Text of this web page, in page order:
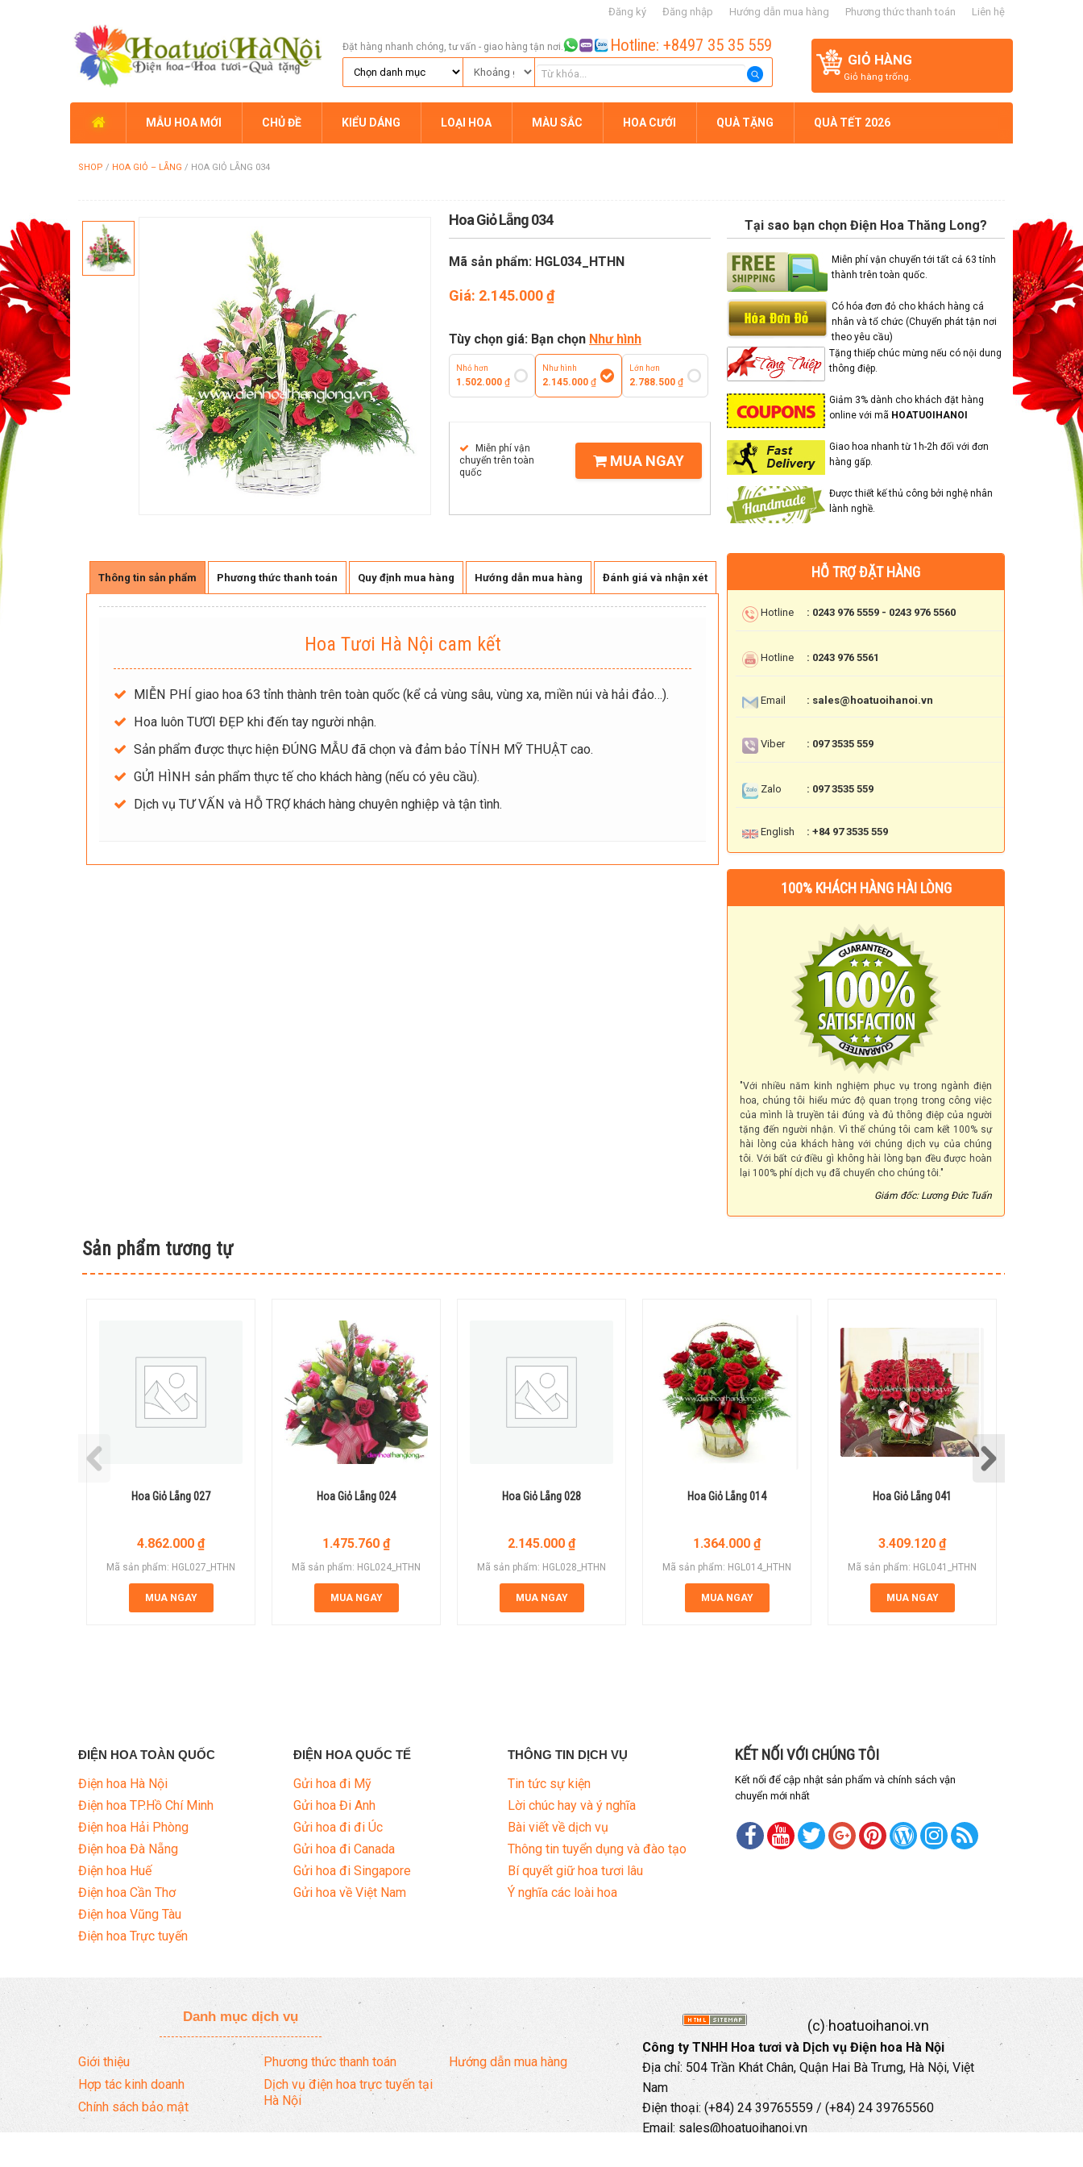
Đăng ký Đăng nhập Hướng dẫn mua hàng Phương thức thanh toán Liên hệ
GIỎ HÀNG
Giỏ hàng trống.
Đặt hàng nhanh chóng, tư vấn - giao hàng tận nơi. Hotline: +8497 35 35 559
MẪU HOA MỚI CHỦ ĐỀ KIỂU DÁNG LOẠI HOA MÀU SẮC HOA CƯỚI QUÀ TẶNG QUÀ TẾT 2026
SHOP / HOA GIỎ – LẴNG / HOA GIỎ LẴNG 034
Hoa Giỏ Lẵng 034
Mã sản phẩm: HGL034_HTHN
Giá: 2.145.000₫
Tùy chọn giá: Bạn chọn Như hình
Nhỏ hơn
1.502.000 ₫
Như hình
2.145.000₫
Lớn hơn
2.788.500 ₫
Miễn phí vận
chuyển trên toàn
quốc
MUA NGAY
Tại sao bạn chọn Điện Hoa Thăng Long?
Miễn phí vận chuyển tới tất cả 63 tỉnh
thành trên toàn quốc.
Có hóa đơn đỏ cho khách hàng cá
nhân và tổ chức (Chuyển phát tận nơi
theo yêu cầu)
Tặng thiếp chúc mừng nếu có nội dung
thông điệp.
Giảm 3% dành cho khách đặt hàng
online với mã HOATUOIHANOI
Giao hoa nhanh từ 1h-2h đối với đơn
hàng gấp.
Được thiết kế thủ công bởi nghệ nhân
lành nghề.
Thông tin sản phẩm Phương thức thanh toán Quy định mua hàng Hướng dẫn mua hàng Đánh giá và nhận xét
Hoa Tươi Hà Nội cam kết
MIỄN PHÍ giao hoa 63 tỉnh thành trên toàn quốc (kể cả vùng sâu, vùng xa, miền núi và hải đảo…).
Hoa luôn TƯƠI ĐẸP khi đến tay người nhận.
Sản phẩm được thực hiện ĐÚNG MẪU đã chọn và đảm bảo TÍNH MỸ THUẬT cao.
GỬI HÌNH sản phẩm thực tế cho khách hàng (nếu có yêu cầu).
Dịch vụ TƯ VẤN và HỖ TRỢ khách hàng chuyên nghiệp và tận tình.
HỖ TRỢ ĐẶT HÀNG
Hotline : 0243 976 5559 - 0243 976 5560
Hotline : 0243 976 5561
Email : sales@hoatuoihanoi.vn
Viber : 097 3535 559
Zalo : 097 3535 559
English : +84 97 3535 559
100% KHÁCH HÀNG HÀI LÒNG
"Với nhiều năm kinh nghiệm phục vụ trong ngành điện
hoa, chúng tôi hiểu mức độ quan trọng trong công việc
của mình là truyền tải đúng và đủ thông điệp của người
tặng đến người nhận. Vì thế chúng tôi cam kết 100% sự
hài lòng của khách hàng với chúng dịch vụ của chúng
tôi. Với bất cứ điều gì không hài lòng bạn đều được hoàn
lại 100% phí dịch vụ đã chuyển cho chúng tôi."
Giám đốc: Lương Đức Tuấn
Sản phẩm tương tự
Hoa Giỏ Lẵng 027
4.862.000 ₫
Mã sản phẩm: HGL027_HTHN
MUA NGAY
Hoa Giỏ Lẵng 024
1.475.760 ₫
Mã sản phẩm: HGL024_HTHN
MUA NGAY
Hoa Giỏ Lẵng 028
2.145.000 ₫
Mã sản phẩm: HGL028_HTHN
MUA NGAY
Hoa Giỏ Lẵng 014
1.364.000 ₫
Mã sản phẩm: HGL014_HTHN
MUA NGAY
Hoa Giỏ Lẵng 041
3.409.120 ₫
Mã sản phẩm: HGL041_HTHN
MUA NGAY
ĐIỆN HOA TOÀN QUỐC
Điện hoa Hà Nội
Điện hoa TP.Hồ Chí Minh
Điện hoa Hải Phòng
Điện hoa Đà Nẵng
Điện hoa Huế
Điện hoa Cần Thơ
Điện hoa Vũng Tàu
Điện hoa Trực tuyến
ĐIỆN HOA QUỐC TẾ
Gửi hoa đi Mỹ
Gửi hoa Đi Anh
Gửi hoa đi đi Úc
Gửi hoa đi Canada
Gửi hoa đi Singapore
Gửi hoa về Việt Nam
THÔNG TIN DỊCH VỤ
Tin tức sự kiện
Lời chúc hay và ý nghĩa
Bài viết về dịch vụ
Thông tin tuyển dụng và đào tạo
Bí quyết giữ hoa tươi lâu
Ý nghĩa các loài hoa
KẾT NỐI VỚI CHÚNG TÔI
Kết nối để cập nhật sản phẩm và chính sách vận
chuyển mới nhất
Danh mục dịch vụ
Giới thiệu
Hợp tác kinh doanh
Chính sách bảo mật
Phương thức thanh toán
Dịch vụ điện hoa trực tuyến tại
Hà Nội
Hướng dẫn mua hàng
(c) hoatuoihanoi.vn
Công ty TNHH Hoa tươi và Dịch vụ Điện hoa Hà Nội
Địa chỉ: 504 Trần Khát Chân, Quận Hai Bà Trưng, Hà Nội, Việt
Nam
Điện thoại: (+84) 24 39765559 / (+84) 24 39765560
Email: sales@hoatuoihanoi.vn